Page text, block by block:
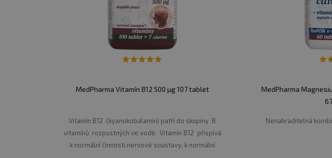
MedPharma Vitamín B12 500 µg 107 tablet
Vitamín B12 (kyanokobalamin) patří do skupiny B
vitamínů rozpustných ve vodě. Vitamín B12 přispívá
k normální činnosti nervové soustavy, k normální
MedPharma
Nenahraditelná